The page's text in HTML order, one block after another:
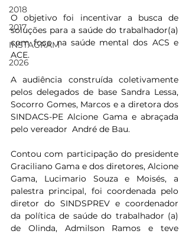
2018
2017
INSTAGRAM
2026
O objetivo foi incentivar a busca de
soluções para a saúde do trabalhador(a)
com foco na saúde mental dos ACS e
ACE.
A audiência construída coletivamente
pelos delegados de base Sandra Lessa,
Socorro Gomes, Marcos e a diretora dos
SINDACS-PE Alcione Gama e abraçada
pelo vereador  André de Bau.
Contou com participação do presidente
Graciliano Gama e dos diretores, Alcione
Gama, Lucimario Souza e Moisés, a
palestra principal, foi coordenada pelo
diretor do SINDSPREV e coordenador
da política de saúde do trabalhador (a)
de Olinda, Admilson Ramos e teve